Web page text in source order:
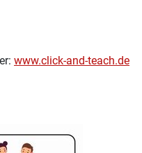
www.click-and-teach.de